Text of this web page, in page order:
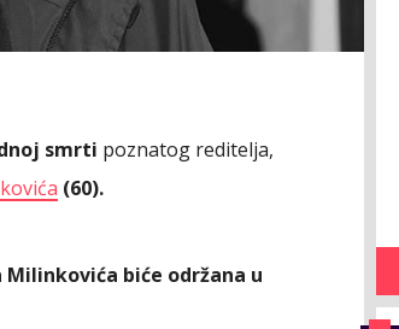
smrti poznatog reditelja,
(60).
biće održana u